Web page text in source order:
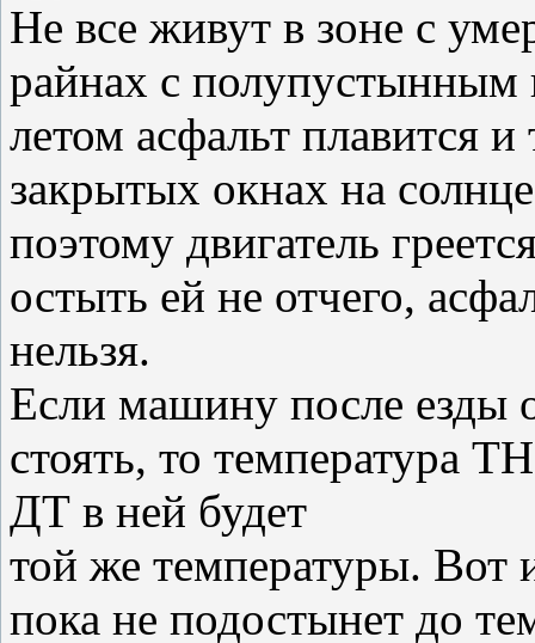
Не все живут в зоне с
райнах с полупустынным
летом асфальт плавится
закрытых окнах на
поэтому двигатель
остыть ей не отчего,
нельзя.
Если машину после езды
стоять, то температура
ДТ в ней будет
той же температуры.
пока не подостынет до